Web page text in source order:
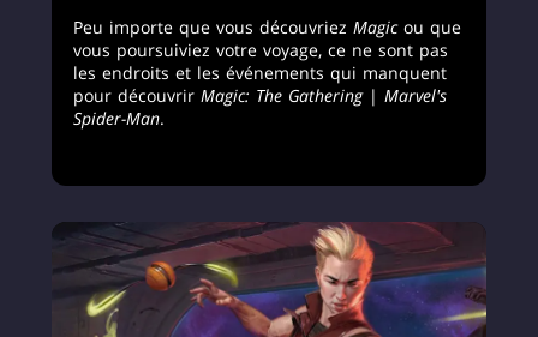
Peu importe que vous découvriez Magicou que
vous poursuiviez votre voyage, ce ne sont pas
les endroits et les événements qui manquent
pour découvrir Magic: The Gathering| Marvel's
Spider-Man.